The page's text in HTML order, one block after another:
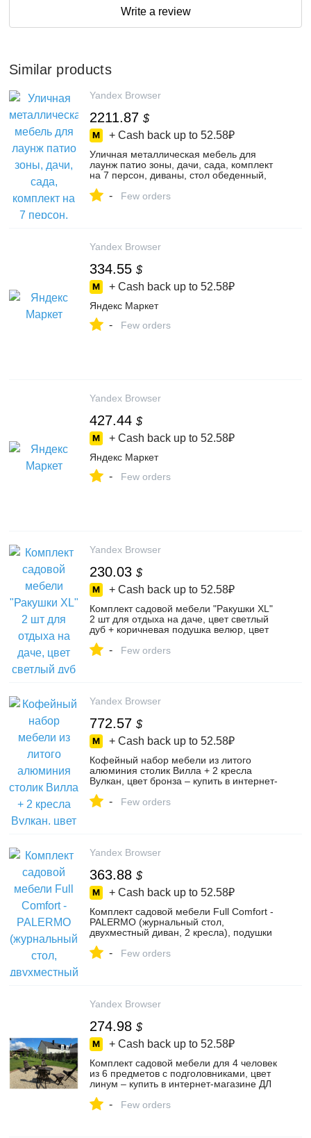
Write a review
Similar products
Yandex Browser
2211.87 $
+ Cash back up to 52.58₽
Уличная металлическая мебель для
лаунж патио зоны, дачи, сада, комплект
на 7 персон, диваны, стол обеденный,
в интернет-магазине FStore на Яндекс
- Few orders
Yandex Browser
334.55 $
+ Cash back up to 52.58₽
Яндекс Маркет
- Few orders
Yandex Browser
427.44 $
+ Cash back up to 52.58₽
Яндекс Маркет
- Few orders
Yandex Browser
230.03 $
+ Cash back up to 52.58₽
Комплект садовой мебели "Ракушки XL"
2 шт для отдыха на даче, цвет светлый
дуб + коричневая подушка велюр, цвет
подушка 2 шт – купить в интернет-
- Few orders
Yandex Browser
772.57 $
+ Cash back up to 52.58₽
Кофейный набор мебели из литого
алюминия столик Вилла + 2 кресла
Вулкан, цвет бронза – купить в интернет-
Маркете, 103621123280
- Few orders
Yandex Browser
363.88 $
+ Cash back up to 52.58₽
Комплект садовой мебели Full Comfort -
PALERMO (журнальный стол,
двухместный диван, 2 кресла), подушки
интернет-магазине Fullcomfort на Яндекс
- Few orders
Yandex Browser
274.98 $
+ Cash back up to 52.58₽
Комплект садовой мебели для 4 человек
из 6 предметов с подголовниками, цвет
линум – купить в интернет-магазине ДЛ
- Few orders